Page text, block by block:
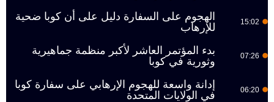
15:02
الهجوم على السفارة دليل على أن كوبا ضحية
للإرهاب
07:26
بدء المؤتمر العاشر لأكبر منظمة جماهيرية
وثورية في كوبا
06:20
إدانة واسعة للهجوم الإرهابي على سفارة كوبا
في الولايات المتحدة